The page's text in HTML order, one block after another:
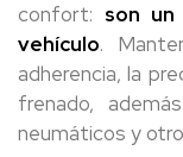
confort: son
vehículo.
adherencia, la
frenado,
neumáticos y